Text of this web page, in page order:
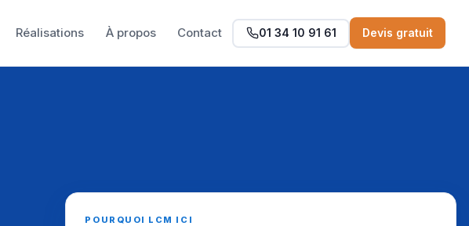
Réalisations À propos Contact 01 34 10 91 61 Devis gratuit
POURQUOI LCM ICI